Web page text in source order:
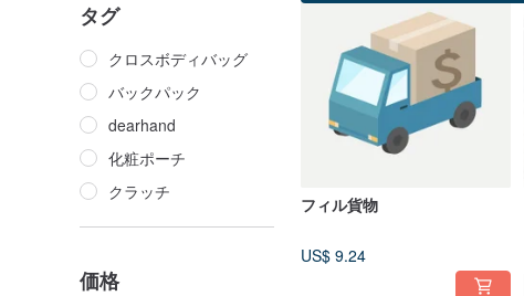
タグ
クロスボディバッグ
バックパック
dearhand
化粧ポーチ
クラッチ
価格
フィル貨物
US$ 9.24